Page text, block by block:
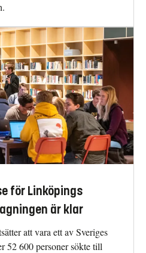
för Linköpings
är klar
att vara ett av Sveriges
52 600 personer sökte till